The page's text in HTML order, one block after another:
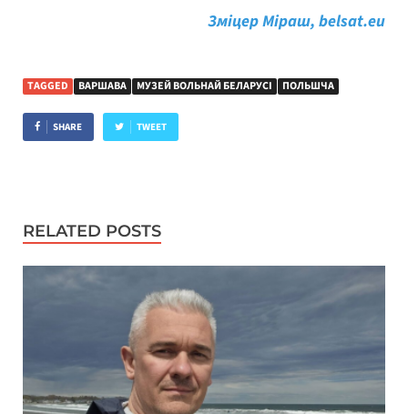
Зміцер Міраш, belsat.eu
TAGGED ВАРШАВА МУЗЕЙ ВОЛЬНАЙ БЕЛАРУСІ ПОЛЬШЧА
SHARE TWEET
RELATED POSTS